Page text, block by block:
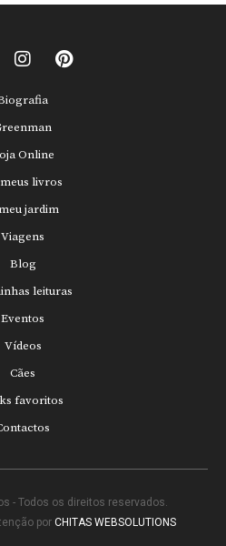
Online
livros
jardim
Viagens
Blog
leituras
Eventos
Vídeos
Cães
favoritos
- Todos os direitos reservados.
por CHITAS WEBSOLUTIONS